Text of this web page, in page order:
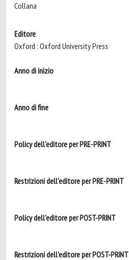
Collana
Editore
Anno di inizio
Anno di fine
Policy dell'editore per PRE-PRINT
Restrizioni dell'editore per PRE-PRINT
Policy dell'editore per POST-PRINT
Restrizioni dell'editore per POST-PRINT